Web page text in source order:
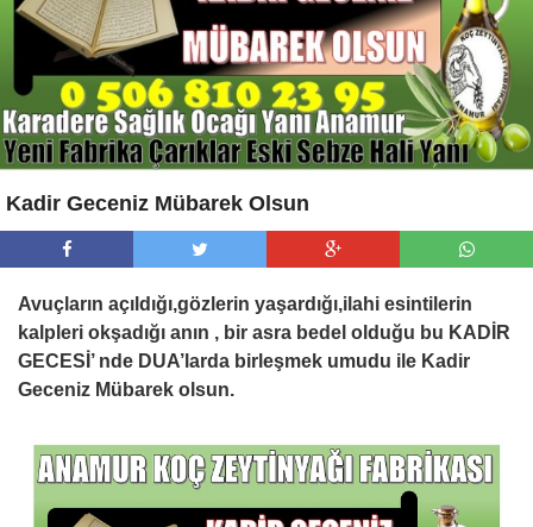
Kadir Geceniz Mübarek Olsun
Avuçların açıldığı,gözlerin yaşardığı,ilahi esintilerin
kalpleri okşadığı anın , bir asra bedel olduğu bu KADİR
GECESİ’ nde DUA’larda birleşmek umudu ile Kadir
Geceniz Mübarek olsun.